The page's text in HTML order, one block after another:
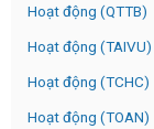
Hoạt động (QTTB)
Hoạt động (TAIVU)
Hoạt động (TCHC)
Hoạt động (TOAN)